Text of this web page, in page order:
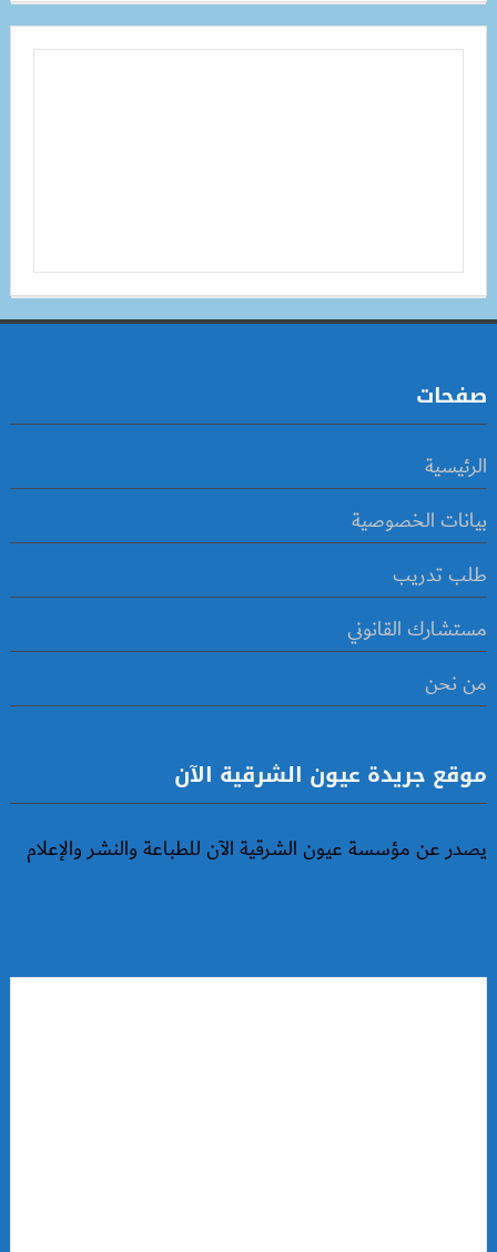
صفحات
الرئيسية
بيانات الخصوصية
طلب تدريب
مستشارك القانوني
من نحن
موقع جريدة عيون الشرقية الآن
يصدر عن مؤسسة عيون الشرقية الآن للطباعة والنشر والإعلام